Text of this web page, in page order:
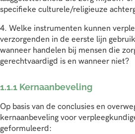
specifieke culturele/religieuze
4. Welke instrumenten kunnen
verzorgenden in de eerste lijn
wanneer handelen bij mensen die
gerechtvaardigd is en wanneer niet?
1.1.1 Kernaanbeveling
Op basis van de conclusies en
kernaanbeveling voor
geformuleerd: